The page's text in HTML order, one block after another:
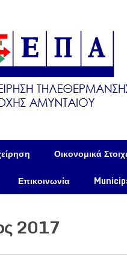
Οικονομικά
Επικοινωνία
2017